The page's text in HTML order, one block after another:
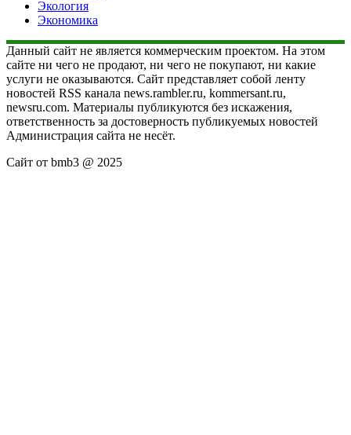
Экология
Экономика
Данный сайт не является коммерческим проектом. На этом
сайте ни чего не продают, ни чего не покупают, ни какие
услуги не оказываются. Сайт представляет собой ленту
новостей RSS канала news.rambler.ru, kommersant.ru,
newsru.com. Материалы публикуются без искажения,
ответственность за достоверность публикуемых новостей
Администрация сайта не несёт.
Сайт от bmb3 @ 2025